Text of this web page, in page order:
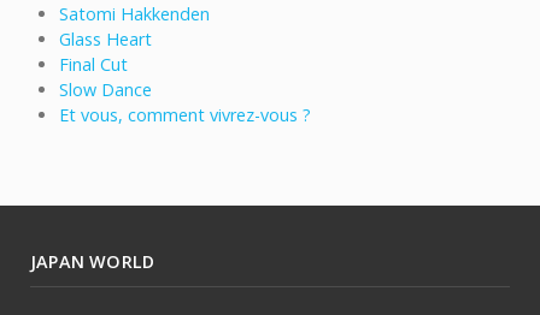
Satomi Hakkenden
Glass Heart
Final Cut
Slow Dance
Et vous, comment vivrez-vous ?
JAPAN WORLD